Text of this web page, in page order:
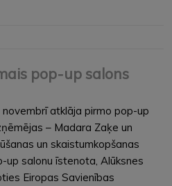
pop-up salons
atklāja pirmo pop-up
– Madara Zaķe un
un skaistumkopšanas
up salonu īstenota, Alūksnes
Eiropas Savienības